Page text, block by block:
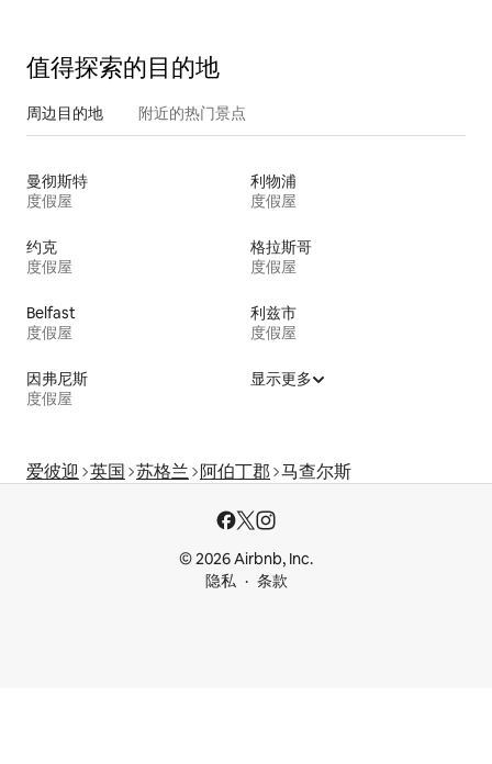
值得探索的目的地
周边目的地 附近的热门景点
曼彻斯特
度假屋
利物浦
度假屋
约克
度假屋
格拉斯哥
度假屋
Belfast
度假屋
利兹市
度假屋
因弗尼斯
度假屋
显示更多
爱彼迎 英国 苏格兰 阿伯丁郡 马查尔斯
© 2026 Airbnb, Inc.
隐私
条款